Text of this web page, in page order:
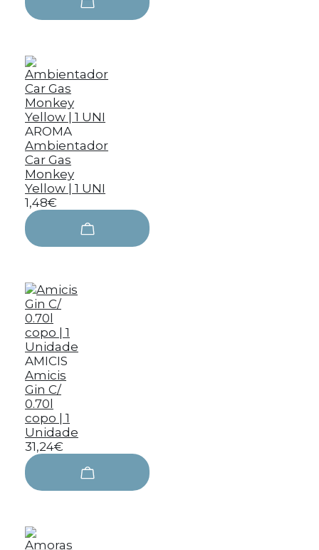
AROMA
Ambientador
Car Gas
Monkey
Yellow | 1 UNI
1,48€
AMICIS
Amicis
Gin C/
0.70l
copo | 1
Unidade
31,24€